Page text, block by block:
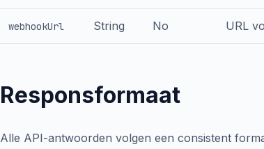
webhookUrl String No URL
Responsformaat
Alle API-antwoorden volgen een consistent